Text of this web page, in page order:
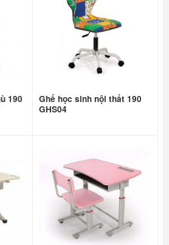
190
Ghế học sinh nội thất 190
GHS04